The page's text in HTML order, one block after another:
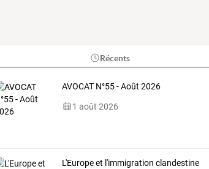
Récents
AVOCAT N°55 - Août 2026
1 août 2026
L'Europe et l'immigration clandestine